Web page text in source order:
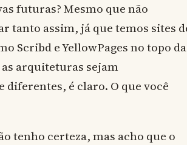
futuras? Mesmo que não
tanto assim, já que temos sites
Scribd e YellowPages no topo da
arquiteturas sejam
diferentes, é claro. O que você
tenho certeza, mas acho que o